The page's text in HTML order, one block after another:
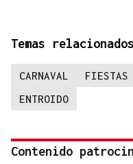
Temas relacionados
CARNAVAL FIESTAS
ENTROIDO
Contenido